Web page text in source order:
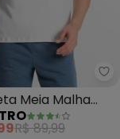
Meia Malha
(Branco)
R$ 89,99